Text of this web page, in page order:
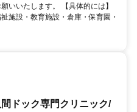
いいたします。 【具体的には】
施設・教育施設・倉庫・保育園・
ドック専門クリニック/